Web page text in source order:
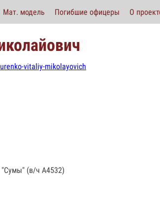
Мат. модель Погибшие офицеры О
vitaliy-mikolayovich
"Сумы" (в/ч А4532)